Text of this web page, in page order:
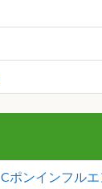
Cポンインフル